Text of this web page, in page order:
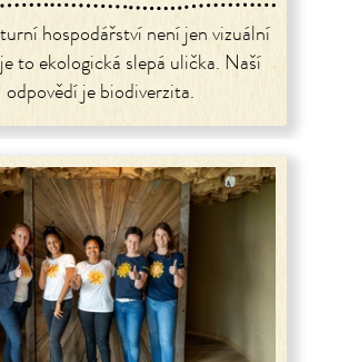
hospodářství není jen vizuální
to ekologická slepá ulička. Naší
odpovědí je biodiverzita.